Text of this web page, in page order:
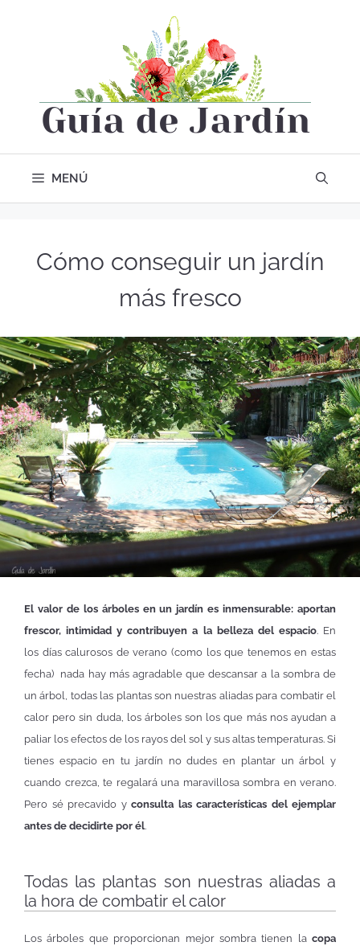
MENÚ
Cómo conseguir un jardín
más fresco
El valor de los árboles en un jardín es inmensurable: aportan
frescor, intimidad y contribuyen a la belleza del espacio. En
los días calurosos de verano (como los que tenemos en estas
fecha) nada hay más agradable que descansar a la sombra de
un árbol, todas las plantas son nuestras aliadas para combatir el
calor pero sin duda, los árboles son los que más nos ayudan a
paliar los efectos de los rayos del sol y sus altas temperaturas. Si
tienes espacio en tu jardín no dudes en plantar un árbol y
cuando crezca, te regalará una maravillosa sombra en verano.
Pero sé precavido y consulta las características del ejemplar
antes de decidirte por él.
Todas las plantas son nuestras aliadas a
la hora de combatir el calor
Los árboles que proporcionan mejor sombra tienen lacopa